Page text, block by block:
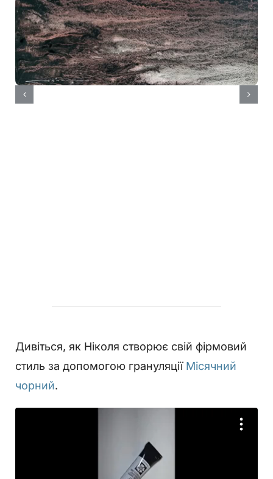
Дивіться, як Ніколя створює свій фірмовий
стиль за допомогою грануляції Місячний
чорний.